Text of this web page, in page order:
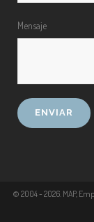
Mensaje
© 2004 - 2026 . MAP,